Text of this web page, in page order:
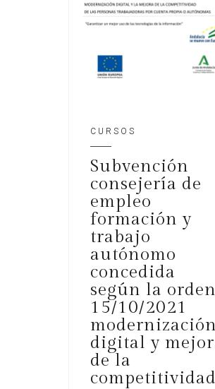
CURSOS
Subvención
consejería de
empleo
formación y
trabajo
autónomo
concedida
según la orden
15/10/2021
modernización
digital y
de la
competitividad